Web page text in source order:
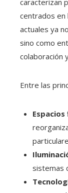
caracterizan
centrados en
actuales ya
sino como
colaboración
Entre las
sistemas